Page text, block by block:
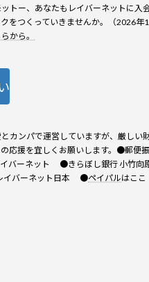
トー、あなたもレイバーネットに入
をつくっていきませんか。（2026年1
から。
カンパで運営していますが、厳しい
応援を宜しくお願いします。●郵便振
バーネット ●きらぼし銀行 小竹向
イバーネット日本 ●ペイパルはここ